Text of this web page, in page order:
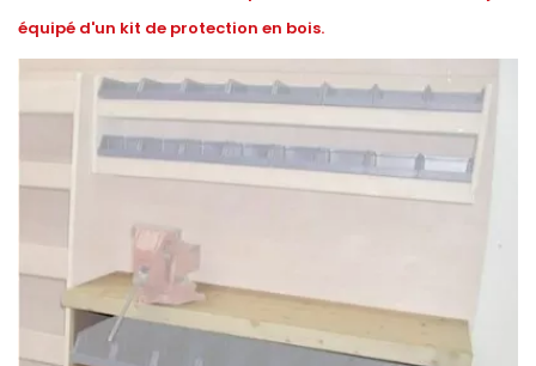
équipé d'un kit de protection en bois.